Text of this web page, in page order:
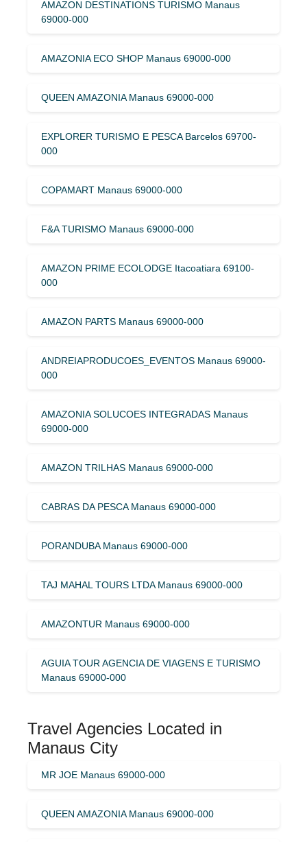
AMAZON DESTINATIONS TURISMO Manaus
69000-000
AMAZONIA ECO SHOP Manaus 69000-000
QUEEN AMAZONIA Manaus 69000-000
EXPLORER TURISMO E PESCA Barcelos 69700-
000
COPAMART Manaus 69000-000
F&A TURISMO Manaus 69000-000
AMAZON PRIME ECOLODGE Itacoatiara 69100-
000
AMAZON PARTS Manaus 69000-000
ANDREIAPRODUCOES_EVENTOS Manaus 69000-
000
AMAZONIA SOLUCOES INTEGRADAS Manaus
69000-000
AMAZON TRILHAS Manaus 69000-000
CABRAS DA PESCA Manaus 69000-000
PORANDUBA Manaus 69000-000
TAJ MAHAL TOURS LTDA Manaus 69000-000
AMAZONTUR Manaus 69000-000
AGUIA TOUR AGENCIA DE VIAGENS E TURISMO
Manaus 69000-000
Travel Agencies Located in
Manaus City
MR JOE Manaus 69000-000
QUEEN AMAZONIA Manaus 69000-000